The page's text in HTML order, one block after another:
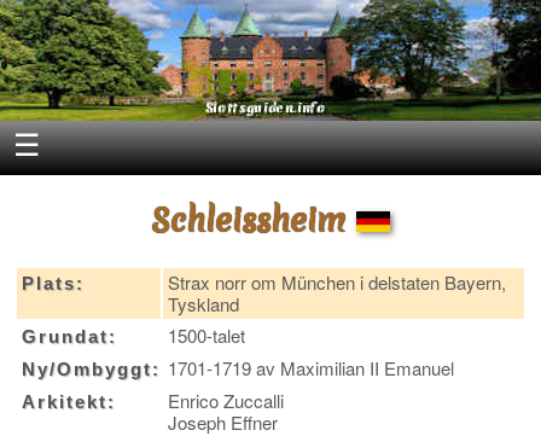
☰
Schleissheim
Plats:
Strax norr om München i delstaten Bayern,
Tyskland
Grundat: 1500-talet
Ny/Ombyggt: 1701-1719 av Maximilian II Emanuel
Arkitekt:
Enrico Zuccalli
Joseph Effner